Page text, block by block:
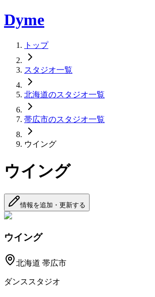
Dyme
トップ
スタジオ一覧
北海道のスタジオ一覧
帯広市のスタジオ一覧
ウイング
ウイング
情報を追加・更新する
ウイング
北海道 帯広市
ダンススタジオ